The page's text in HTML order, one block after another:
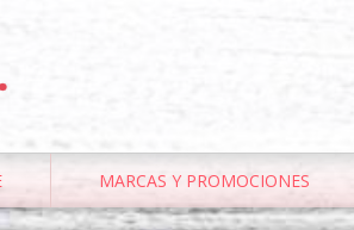
MARCAS Y PROMOCIONES